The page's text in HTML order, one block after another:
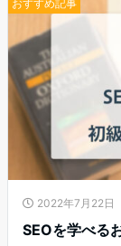
おすすめ記事
2022年7月22日
SEOを学べる